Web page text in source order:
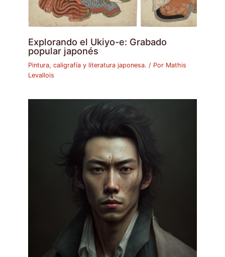
Explorando el Ukiyo-e: Grabado
popular japonés
Pintura, caligrafía y literatura japonesa. / Por Mathis
Levallois